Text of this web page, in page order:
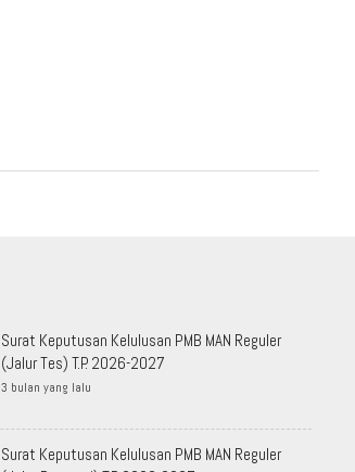
Surat Keputusan Kelulusan PMB MAN Reguler
(Jalur Tes) T.P. 2026-2027
3 bulan yang lalu
Surat Keputusan Kelulusan PMB MAN Reguler